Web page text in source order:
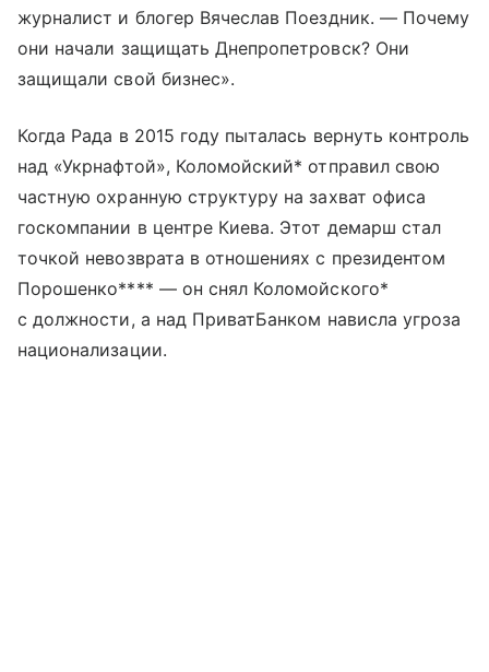
журналист и блогер Вячеслав Поездник. — Почему
они начали защищать Днепропетровск? Они
защищали свой бизнес».
Когда Рада в 2015 году пыталась вернуть контроль
над «Укрнафтой», Коломойский* отправил свою
частную охранную структуру на захват офиса
госкомпании в центре Киева. Этот демарш стал
точкой невозврата в отношениях с президентом
Порошенко**** — он снял Коломойского*
с должности, а над ПриватБанком нависла угроза
национализации.